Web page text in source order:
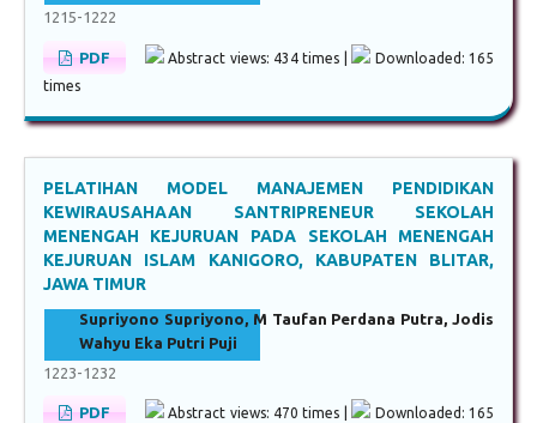
1215-1222
PDF Abstract views: 434 times |
Downloaded: 165
times
PELATIHAN MODEL MANAJEMEN PENDIDIKAN
KEWIRAUSAHAAN SANTRIPRENEUR SEKOLAH
MENENGAH KEJURUAN PADA SEKOLAH MENENGAH
KEJURUAN ISLAM KANIGORO, KABUPATEN BLITAR,
JAWA TIMUR
Supriyono Supriyono, M Taufan Perdana Putra, Jodis
Wahyu Eka Putri Puji
1223-1232
PDF Abstract views: 470 times |
Downloaded: 165